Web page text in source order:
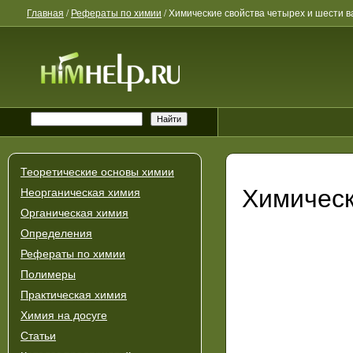
Главная /Рефераты по химии /Химические свойства четырех и шести
Теоретические основы химии
Неорганическая химия
Органическая химия
Определения
Рефераты по химии
Полимеры
Практическая химия
Химия на досуге
Статьи